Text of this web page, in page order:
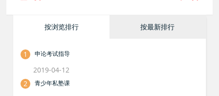
按浏览排行 按最新排行
1 申论考试指导
2019-04-12
2
青少年私塾课